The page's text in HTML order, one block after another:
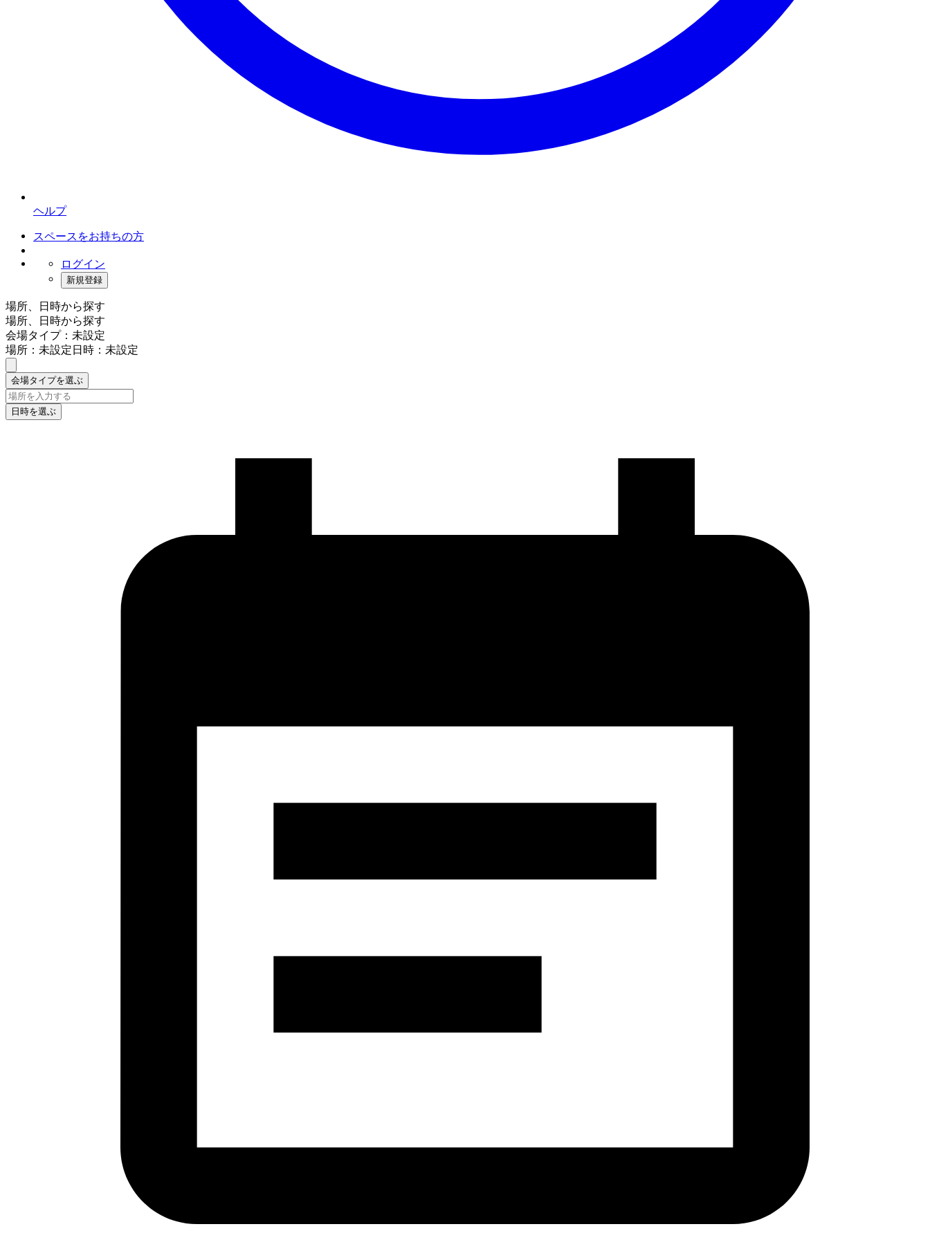
ヘルプ
スペースをお持ちの方
ログイン
新規登録
場所、日時から探す
場所、日時から探す
会場タイプ：未設定
場所：未設定日時：未設定
会場タイプを選ぶ
日時を選ぶ